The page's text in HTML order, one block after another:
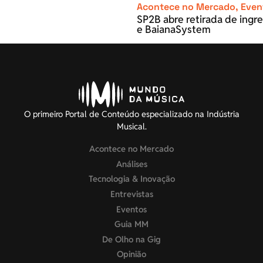
Acontece no Mercado,
SP2B abre retirada de
e BaianaSystem
O primeiro Portal de Conteúdo especializado na Indústria
Musical.
Acontece no Mercado
Análises
Tecnologia & Inovação
Entrevistas
Eventos
Guia MM
De Olho na Gig
Opinião